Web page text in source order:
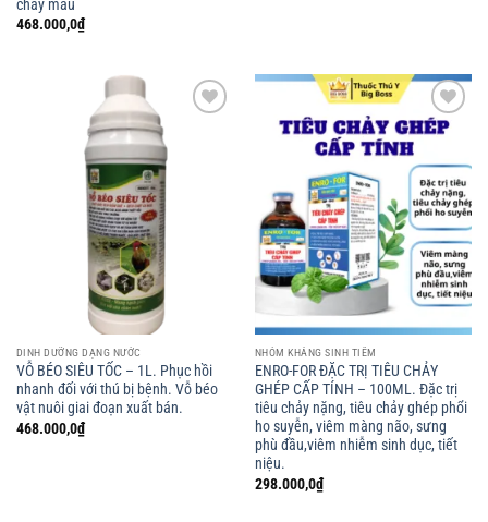
chảy máu
468.000,0₫
DINH DƯỠNG DẠNG NƯỚC
VỖ BÉO SIÊU TỐC – 1L. Phục hồi
nhanh đối với thú bị bệnh. Vỗ béo
vật nuôi giai đoạn xuất bán.
468.000,0₫
Add to
NHÓM KHÁNG SINH TIÊM
ENRO-FOR ĐẶC TRỊ TIÊU CHẢY
GHÉP CẤP TÍNH – 100ML. Đặc trị
tiêu chảy nặng, tiêu chảy ghép phổi
ho suyễn, viêm màng não, sưng
phù đầu,viêm nhiễm sinh dục, tiết
niệu.
298.000,0₫